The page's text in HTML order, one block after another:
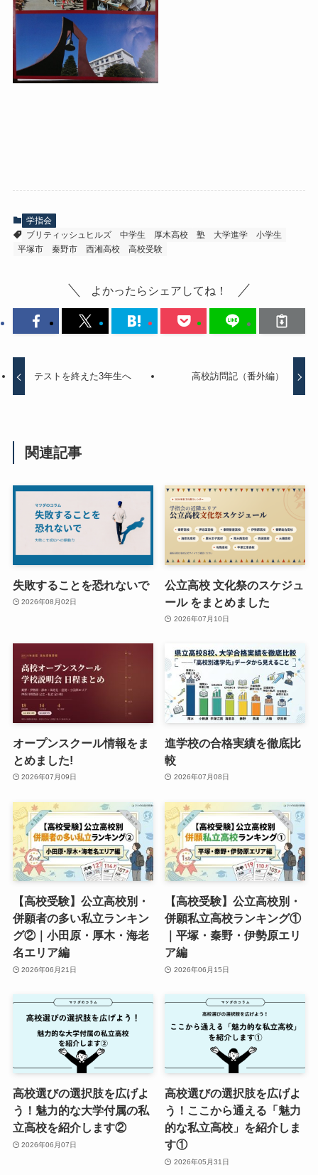
学指会
ブリティッシュヒルズ
中学生 厚木高校 塾 大学進学
小学生
平塚市
秦野市 西湘高校 高校受験
よかったらシェアしてね！
テストを終えた3年生へ 高校訪問記（番外編）
関連記事
失敗することを恐れないで
2026年08月02日
公立高校 文化祭のスケジュ
ール をまとめました
2026年07月10日
オープンスクール情報をま
とめました!
2026年07月09日
進学校の合格実績を徹底比
較
2026年07月08日
【高校受験】公立高校別・
併願者の多い私立ランキン
グ②｜小田原・厚木・海老
名エリア編
2026年06月21日
【高校受験】公立高校別・
併願私立高校ランキング①
｜平塚・秦野・伊勢原エリ
ア編
2026年06月15日
高校選びの選択肢を広げよ
う！魅力的な大学付属の私
立高校を紹介します②
2026年06月07日
高校選びの選択肢を広げよ
う！ここから通える「魅力
的な私立高校」を紹介しま
す①
2026年05月31日